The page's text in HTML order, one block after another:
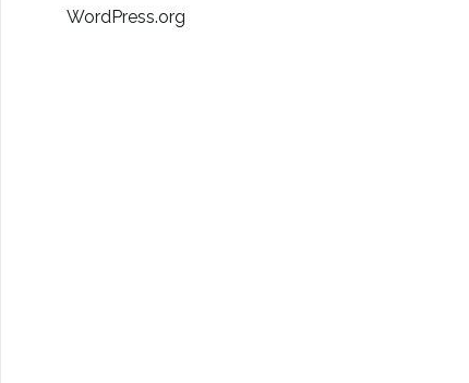
WordPress.org